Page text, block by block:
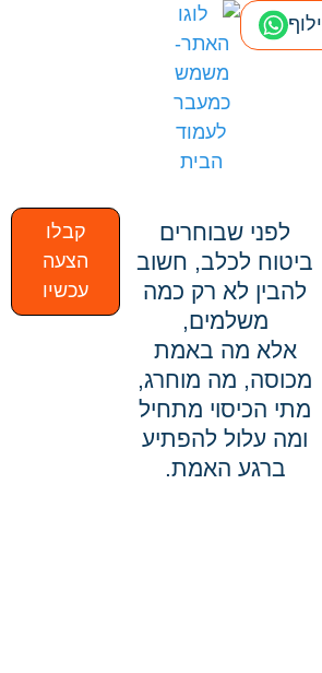
לפני שבוחרים
ביטוח לכלב, חשוב
להבין לא רק כמה
משלמים,
אלא מה באמת
מכוסה, מה מוחרג,
מתי הכיסוי מתחיל
ומה עלול להפתיע
ברגע האמת.
קבלו
הצעה
עכשיו